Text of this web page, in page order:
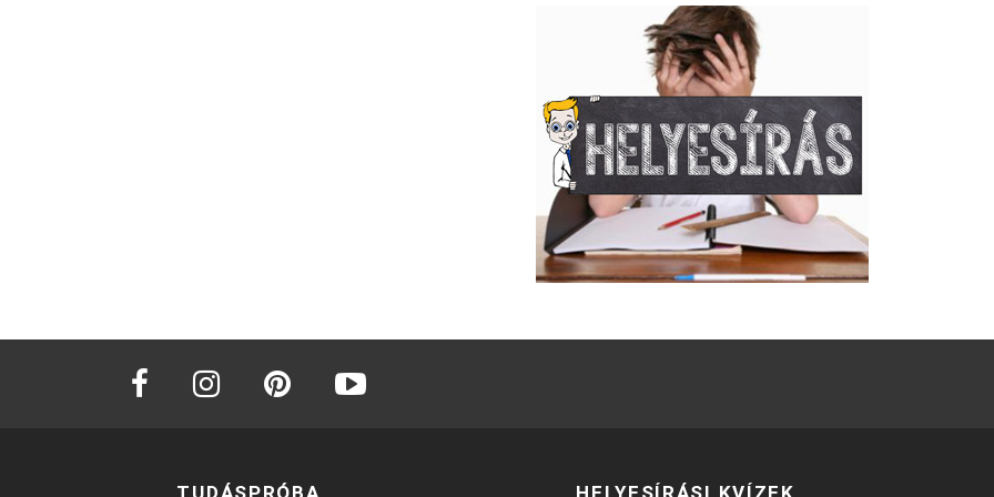
facebook instagram
TUDÁSPRÓBA HELYESÍRÁSI KVÍZEK